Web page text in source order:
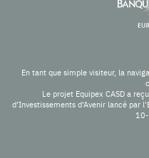
En tant que simple visiteur, la
Le projet Equipex CASD a
d’Investissements d’Avenir lancé par